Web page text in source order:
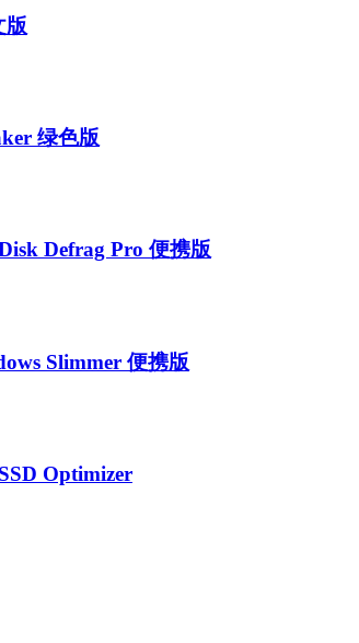
版
绿色版
Defrag Pro 便携版
Slimmer 便携版
Optimizer